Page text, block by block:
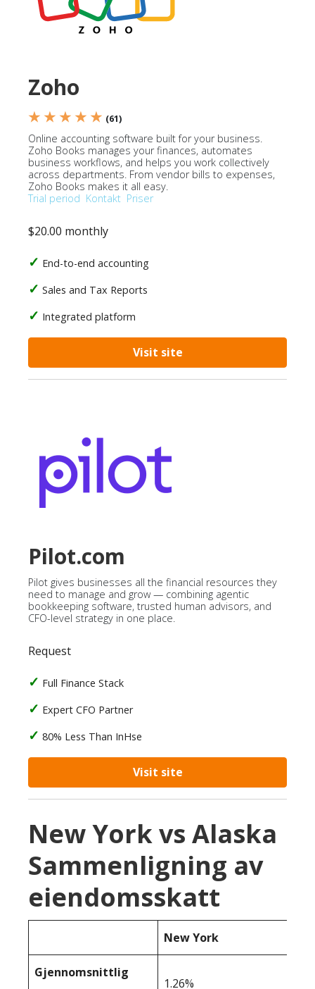
Zoho
★ ★ ★ ★ ★ (61)
Online accounting software built for your business.
Zoho Books manages your finances, automates
business workflows, and helps you work collectively
across departments. From vendor bills to expenses,
Zoho Books makes it all easy.
Trial period Kontakt Priser
$20.00 monthly
End-to-end accounting
Sales and Tax Reports
Integrated platform
Visit site
Pilot.com
Pilot gives businesses all the financial resources they
need to manage and grow — combining agentic
bookkeeping software, trusted human advisors, and
CFO-level strategy in one place.
Request
Full Finance Stack
Expert CFO Partner
80% Less Than InHse
Visit site
New York vs Alaska
Sammenligning av
eiendomsskatt
New York
Gjennomsnittlig
1.26%